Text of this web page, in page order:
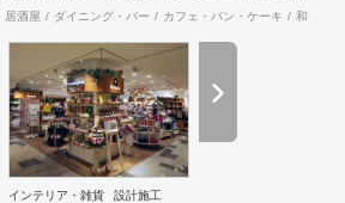
にもオフィスがございますので、中国での実
居酒屋 ダイニング・バー カフェ・パン・ケーキ 和食・
インテリア・雑貨 設計施工